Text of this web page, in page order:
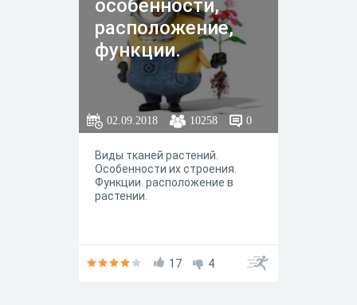
особенности,
расположение,
функции.
02.09.2018 10258 0
Виды тканей растений.
Особенности их строения.
Функции. расположение в
растении.
17 4